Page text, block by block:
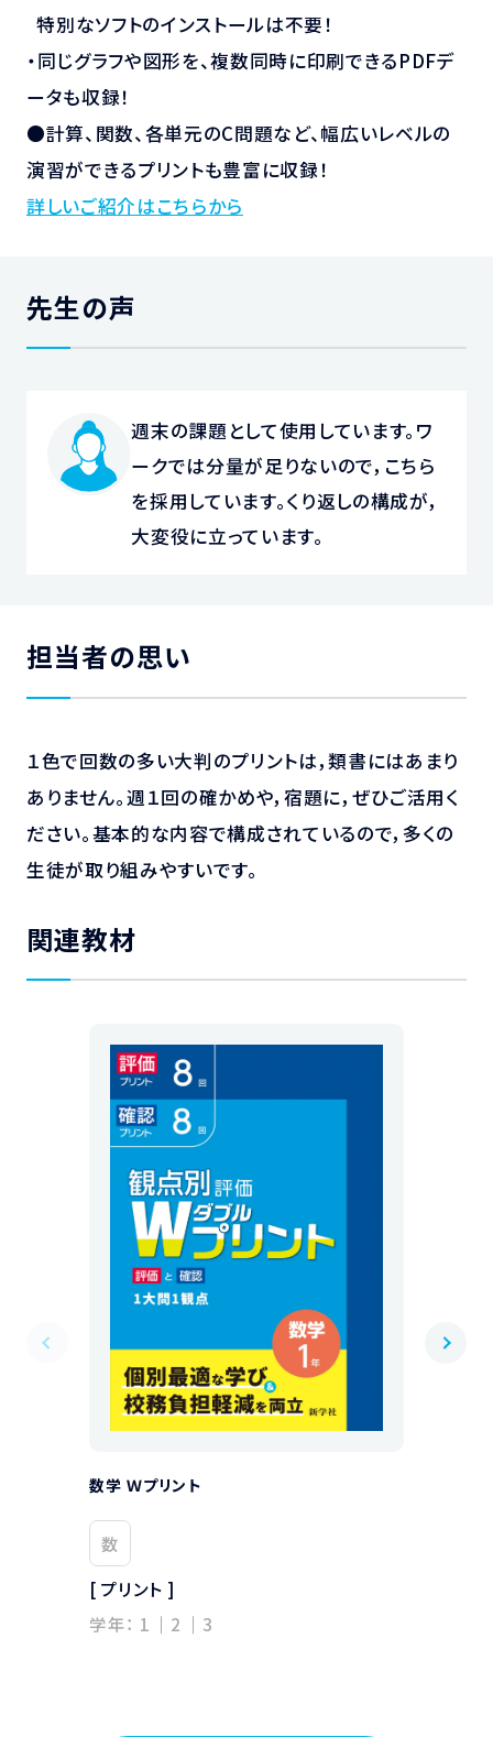
特別なソフトのインストールは不要！
・同じグラフや図形を、複数同時に印刷できるPDFデ
ータも収録！
●計算、関数、各単元のC問題など、幅広いレベルの
演習ができるプリントも豊富に収録！
詳しいご紹介はこちらから
先生の声
週末の課題として使用しています。ワ
ークでは分量が足りないので，こちら
を採用しています。くり返しの構成が，
大変役に立っています。
担当者の思い
１色で回数の多い大判のプリントは，類書にはあまり
ありません。週１回の確かめや，宿題に，ぜひご活用く
ださい。基本的な内容で構成されているので，多くの
生徒が取り組みやすいです。
関連教材
数学 Ｗプリント
数
[ プリント ]
学年： 1 2 3